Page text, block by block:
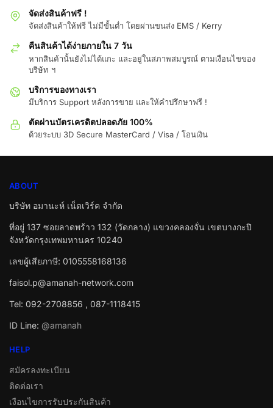
จัดส่งสินค้าฟรี !
จัดส่งสินค้าให้ฟรี ไม่มีขั้นต่ำ โดยผ่านขนส่ง EMS / Kerry
คืนสินค้าได้ง่ายภายใน 7 วัน
หากสินค้านั้นยังไม่ได้แกะ และอยู่ในสภาพสมบูรณ์ ตามเงือนไขของ
บริษัท ฯ
บริการของทางเรา
มีบริการ Support หลังการขาย และให้คำปรึกษาฟรี !
ตัดผ่านบัตรเครดิตปลอดภัย 100%
ด้วยระบบ 3D Secure MasterCard / Visa / โอนเงิน
ABOUT
บริษัท อมานะห์ เน็ตเวิร์ค จำกัด
ที่อยู่ 137 ซอยลาดพร้าว 132 (วัดกลาง) แขวงคลองจั่น เขตบางกะปิ
จังหวัดกรุงเทพมหานคร 10240
เลขผู้เสียภาษี: 0105558168136
faisol.p@amanah-network.com
Tel: 092-2708856 , 087-1118415
ID Line: @amanah
HELP
สมัครลงทะเบียน
ติดต่อเรา
เงือนไขการรับประกันสินค้า